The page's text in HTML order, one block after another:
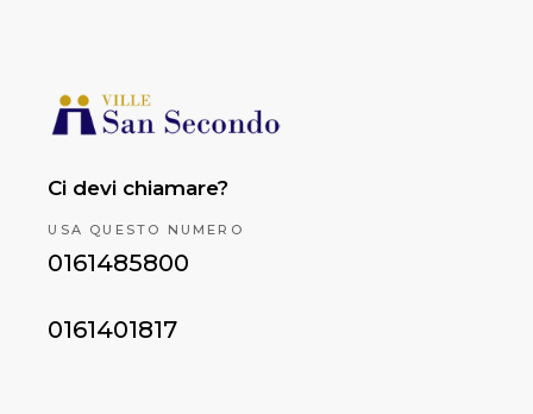
Ci devi chiamare?
USA QUESTO NUMERO
0161485800
0161401817